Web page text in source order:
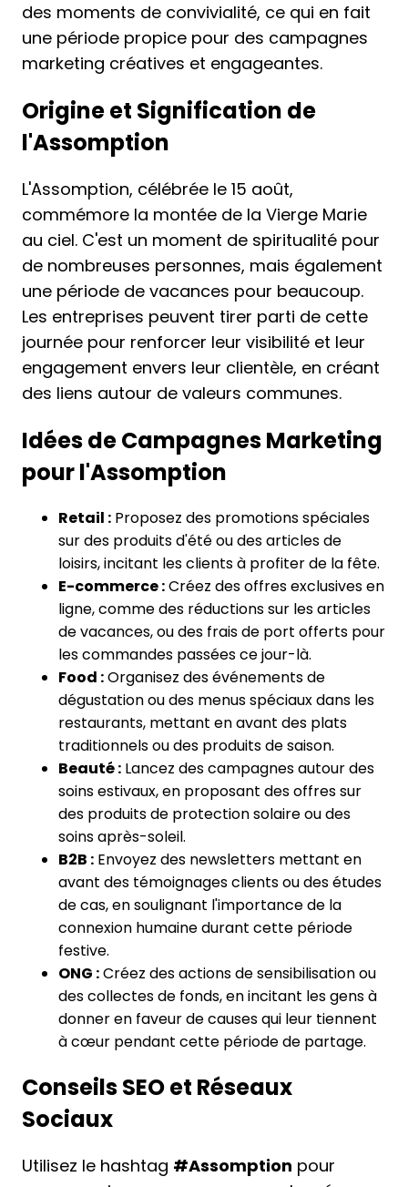
des moments de convivialité, ce qui en fait
une période propice pour des campagnes
marketing créatives et engageantes.
Origine et Signification de
l'Assomption
L'Assomption, célébrée le 15 août,
commémore la montée de la Vierge Marie
au ciel. C'est un moment de spiritualité pour
de nombreuses personnes, mais également
une période de vacances pour beaucoup.
Les entreprises peuvent tirer parti de cette
journée pour renforcer leur visibilité et leur
engagement envers leur clientèle, en créant
des liens autour de valeurs communes.
Idées de Campagnes Marketing
pour l'Assomption
Retail : Proposez des promotions spéciales
sur des produits d'été ou des articles de
loisirs, incitant les clients à profiter de la fête.
E-commerce :Créez des offres exclusives en
ligne, comme des réductions sur les articles
de vacances, ou des frais de port offerts pour
les commandes passées ce jour-là.
Food :Organisez des événements de
dégustation ou des menus spéciaux dans les
restaurants, mettant en avant des plats
traditionnels ou des produits de saison.
Beauté : Lancez des campagnes autour des
soins estivaux, en proposant des offres sur
des produits de protection solaire ou des
soins après-soleil.
B2B : Envoyez des newsletters mettant en
avant des témoignages clients ou des études
de cas, en soulignant l'importance de la
connexion humaine durant cette période
festive.
ONG :Créez des actions de sensibilisation ou
des collectes de fonds, en incitant les gens à
donner en faveur de causes qui leur tiennent
à cœur pendant cette période de partage.
Conseils SEO et Réseaux
Sociaux
Utilisez le hashtag #Assomption pour